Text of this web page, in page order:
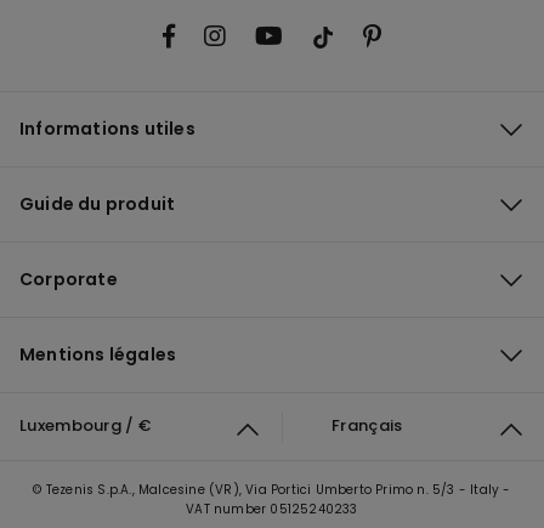
Informations utiles
Guide du produit
Corporate
Mentions légales
Luxembourg / € Français
© Tezenis S.p.A., Malcesine (VR), Via Portici Umberto Primo n. 5/3 - Italy -
VAT number 05125240233